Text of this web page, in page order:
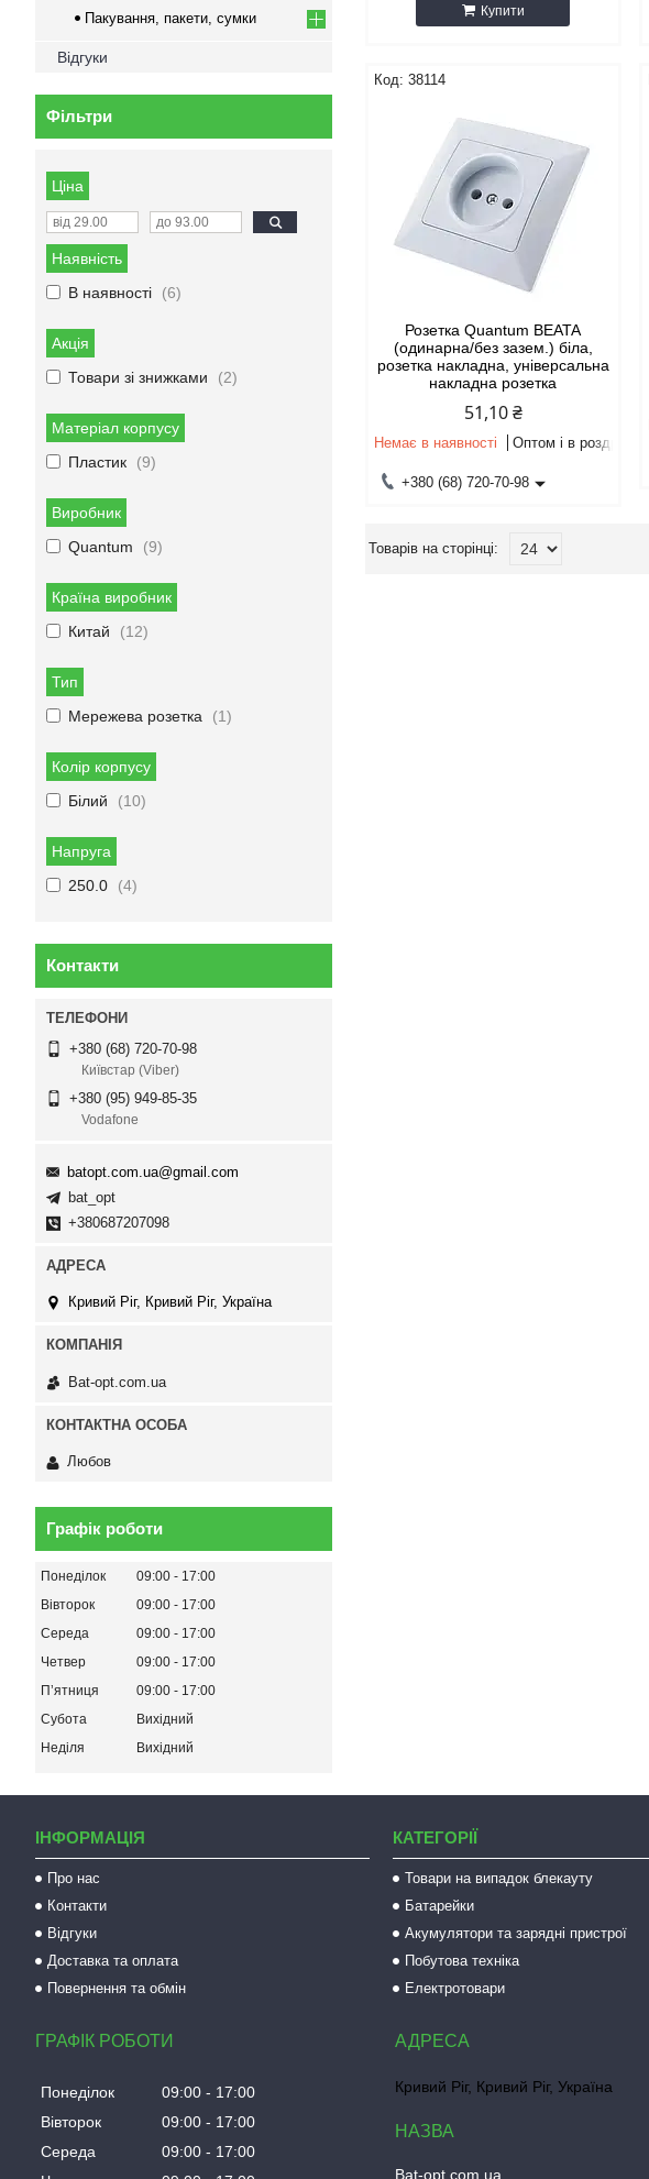
Купити
38114
Розетка Quantum BEATA
(одинарна/без зазем.) біла,
розетка накладна, універсальна
накладна розетка
51,10 ₴
Немає в наявності Оптом і в роздріб
+380 (68) 720-70-98
Пакування, пакети, сумки
Відгуки
Фільтри
Ціна
Наявність
В наявності
6
Акція
Товари зі знижками
2
Матеріал корпусу
Пластик
9
Виробник
Quantum
9
Країна виробник
Китай
12
Тип
Мережева розетка
1
Колір корпусу
Білий
10
Напруга
250.0
4
Контакти
+380 (68) 720-70-98
Київстар (Viber)
+380 (95) 949-85-35
Vodafone
batopt.com.ua@gmail.com
bat_opt
+380687207098
Кривий Ріг, Кривий Ріг, Україна
Bat-opt.com.ua
Любов
Графік роботи
Понеділок 09:00
17:00
Вівторок
09:00
17:00
Середа
09:00
17:00
Четвер
09:00
17:00
Пʼятниця
09:00
17:00
Субота
Вихідний
Неділя
Вихідний
ІНФОРМАЦІЯ
Про нас
Контакти
Відгуки
Доставка та оплата
Повернення та обмін
КАТЕГОРІЇ
Товари на випадок блекауту
Батарейки
Акумулятори та зарядні пристрої
Побутова техніка
Електротовари
ГРАФІК РОБОТИ
Понеділок 09:00
17:00
Вівторок
09:00
17:00
Середа
09:00
17:00
Кривий Ріг, Кривий Ріг, Україна
Bat-opt.com.ua